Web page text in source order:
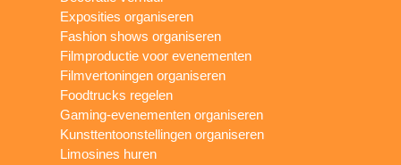
Exposities organiseren
Fashion shows organiseren
Filmproductie voor evenementen
Filmvertoningen organiseren
Foodtrucks regelen
Gaming-evenementen organiseren
Kunsttentoonstellingen organiseren
Limosines huren